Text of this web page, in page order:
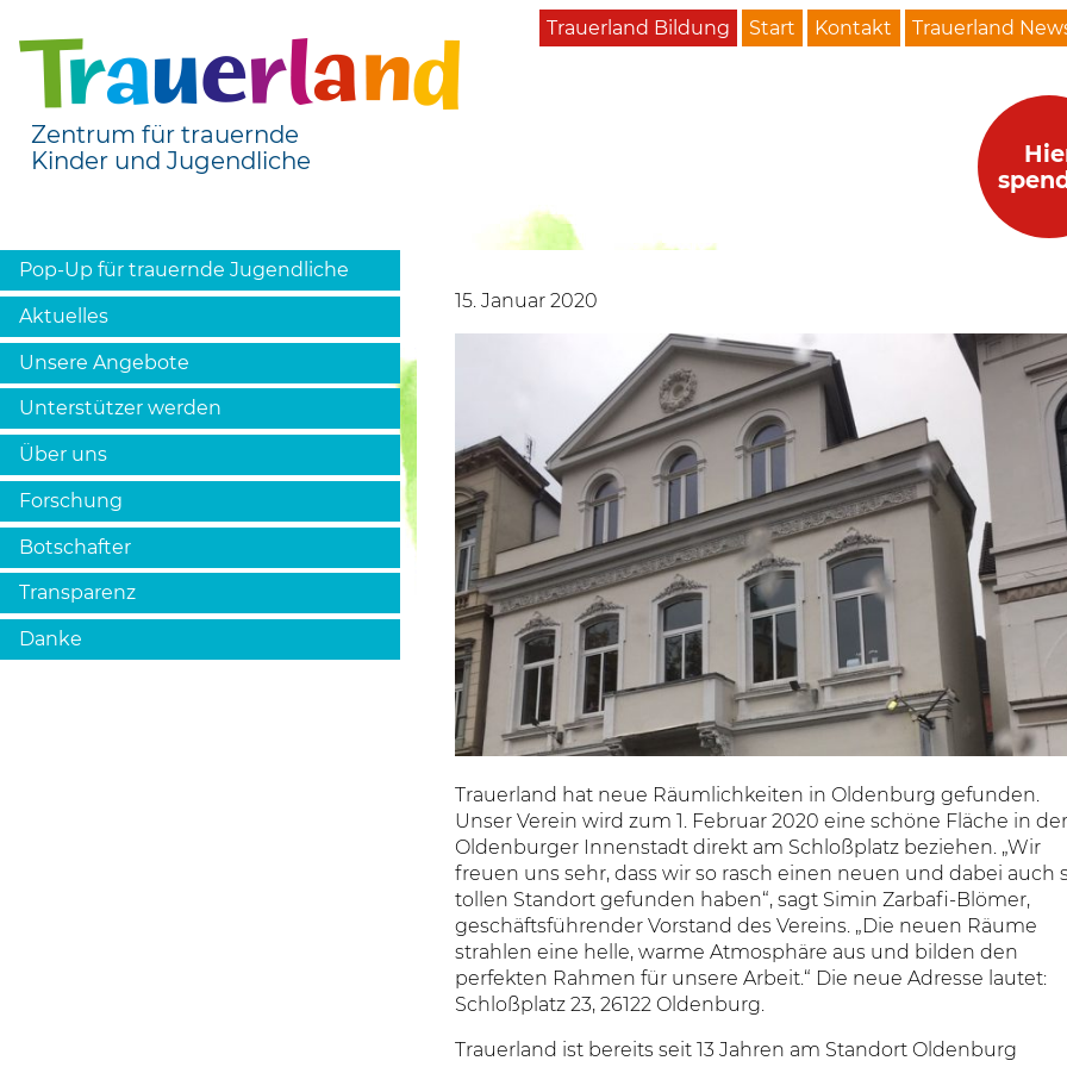
Zentrum für trauernde
Kinder und Jugendliche
Pop-Up für trauernde Jugendliche
Aktuelles
Unsere Angebote
Unterstützer werden
Über uns
Forschung
Botschafter
Transparenz
Danke
Trauerland Bildung Start Kontakt Trauerland
15. Januar 2020
Trauerland hat neue Räumlichkeiten in Oldenburg gefunden.
Unser Verein wird zum 1. Februar 2020 eine schöne Fläche in der
Oldenburger Innenstadt direkt am Schloßplatz beziehen. „Wir
freuen uns sehr, dass wir so rasch einen neuen und dabei auch
tollen Standort gefunden haben“, sagt Simin Zarbafi-Blömer,
geschäftsführender Vorstand des Vereins. „Die neuen Räume
strahlen eine helle, warme Atmosphäre aus und bilden den
perfekten Rahmen für unsere Arbeit.“ Die neue Adresse lautet:
Schloßplatz 23, 26122 Oldenburg.
Trauerland ist bereits seit 13 Jahren am Standort Oldenburg